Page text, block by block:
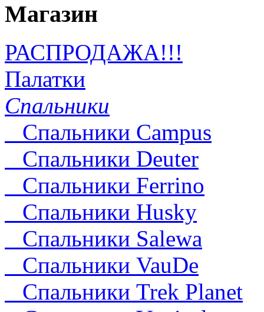
Магазин
РАСПРОДАЖА!!!
Палатки
Спальники
Спальники Campus
Спальники Deuter
Cпальники Ferrino
Спальники Husky
Спальники Salewa
Спальники VauDe
Спальники Trek Planet